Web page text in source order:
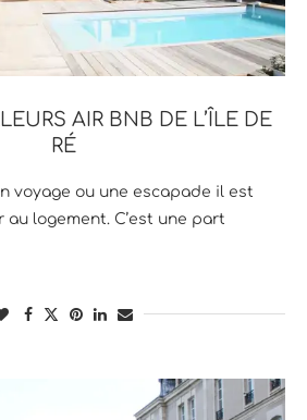
AIR BNB DE L’ÎLE DE
RÉ
voyage ou une escapade il est
logement. C’est une part